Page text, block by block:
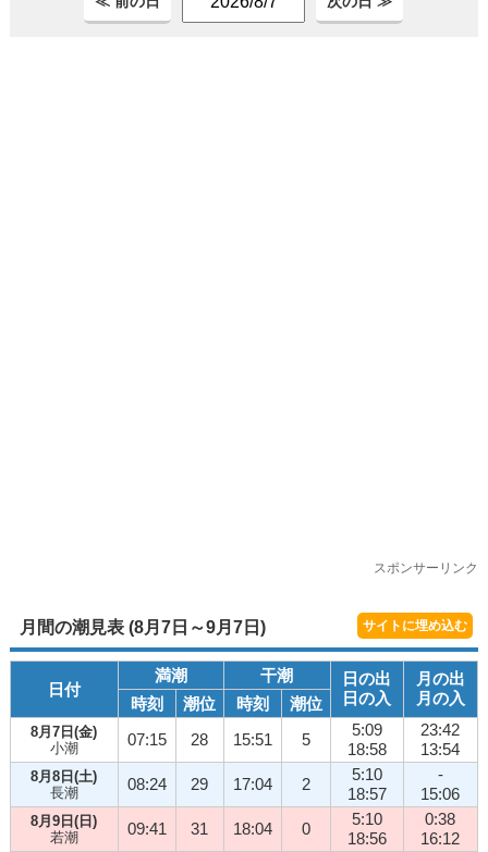
スポンサーリンク
月間の潮見表 (8月7日～9月7日) サイトに埋め込む
日付
満潮 干潮
日の出
日の入
月の出
月の入
時刻 潮位 時刻 潮位
8月7日(金)
小潮
07:15 28 15:51 5
5:09
18:58
23:42
13:54
8月8日(土)
長潮
08:24 29 17:04 2
5:10
18:57
-
15:06
8月9日(日)
若潮
09:41 31 18:04 0
5:10
18:56
0:38
16:12